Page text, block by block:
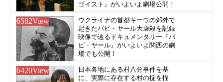
ゴイスト』がいよいよ劇場公開！
6582View
ウクライナの首都キーウの郊外で
起きたバビ・ヤール大虐殺を記録
映像で辿るドキュメンタリー『バ
ビ・ヤール』がいよいよ関西の劇
場でも公開！
6420View
日本各地にある村八分事件を基
に、実際に存在する村の掟を描